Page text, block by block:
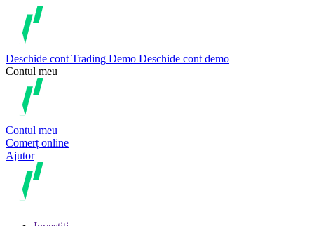
Deschide cont Trading Demo Deschide cont demo
Contul meu
Contul meu
Comerț online
Ajutor